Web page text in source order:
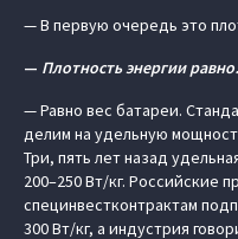
— В первую очередь это
— Плотность энергии
— Равно вес батареи.
делим на удельную
Три, пять лет назад
200–250 Вт/кг. Российские
специнвестконтрактам
300 Вт/кг, а индустрия